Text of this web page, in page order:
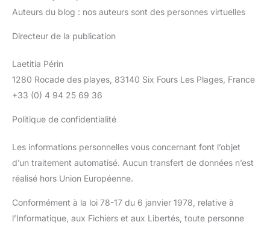
Auteurs du blog : nos auteurs sont des personnes virtuelles
Directeur de la publication
Laetitia Périn
1280 Rocade des playes, 83140 Six Fours Les Plages, France
+33 (0) 4 94 25 69 36
Politique de confidentialité
Les informations personnelles vous concernant font l’objet
d’un traitement automatisé. Aucun transfert de données n’est
réalisé hors Union Européenne.
Conformément à la loi 78-17 du 6 janvier 1978, relative à
l’Informatique, aux Fichiers et aux Libertés, toute personne